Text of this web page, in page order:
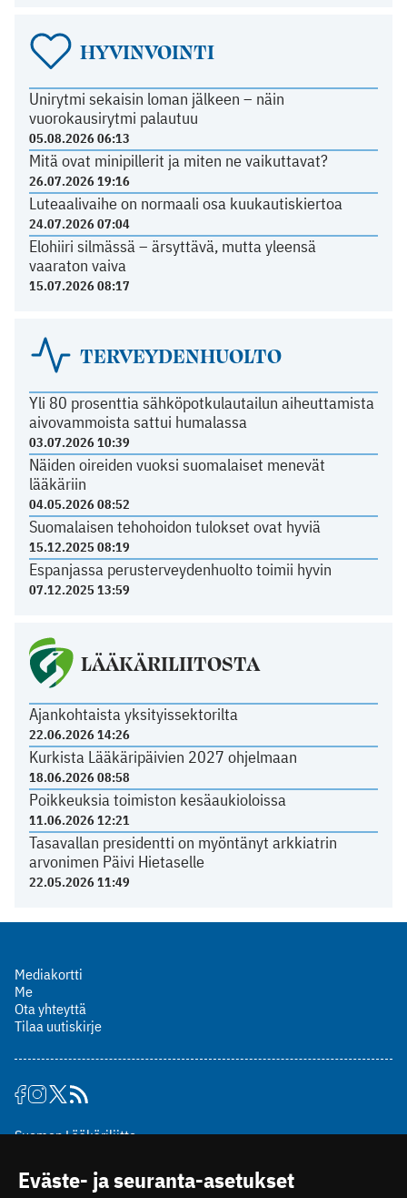
HYVINVOINTI
Unirytmi sekaisin loman jälkeen – näin
vuorokausirytmi palautuu
05.08.2026 06:13
Mitä ovat minipillerit ja miten ne vaikuttavat?
26.07.2026 19:16
Luteaalivaihe on normaali osa kuukautiskiertoa
24.07.2026 07:04
Elohiiri silmässä – ärsyttävä, mutta yleensä
vaaraton vaiva
15.07.2026 08:17
TERVEYDENHUOLTO
Yli 80 prosenttia sähköpotkulautailun aiheuttamista
aivovammoista sattui humalassa
03.07.2026 10:39
Näiden oireiden vuoksi suomalaiset menevät
lääkäriin
04.05.2026 08:52
Suomalaisen tehohoidon tulokset ovat hyviä
15.12.2025 08:19
Espanjassa perusterveydenhuolto toimii hyvin
07.12.2025 13:59
LÄÄKÄRILIITOSTA
Ajankohtaista yksityissektorilta
22.06.2026 14:26
Kurkista Lääkäripäivien 2027 ohjelmaan
18.06.2026 08:58
Poikkeuksia toimiston kesäaukioloissa
11.06.2026 12:21
Tasavallan presidentti on myöntänyt arkkiatrin
arvonimen Päivi Hietaselle
22.05.2026 11:49
Mediakortti
Me
Ota yhteyttä
Tilaa uutiskirje
Suomen Lääkäriliitto
00510 Helsinki
Eväste- ja seuranta-asetukset